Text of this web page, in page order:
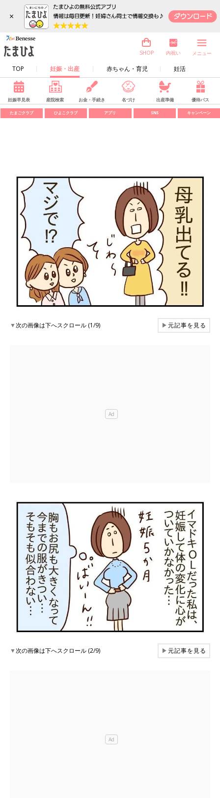
×
TOP 妊娠・出産 赤ちゃん・育児 妊活
SHOP 内祝い メニュー
妊娠早見表 産院検索 お金・手続き 名づけ 出産準備 優待パス
たまごクラブ ひよこクラブ アプリ SNS キャンペーン
▼次の画像は下へスクロール (1/9) ▶元記事を見る
▼次の画像は下へスクロール (2/9) ▶元記事を見る